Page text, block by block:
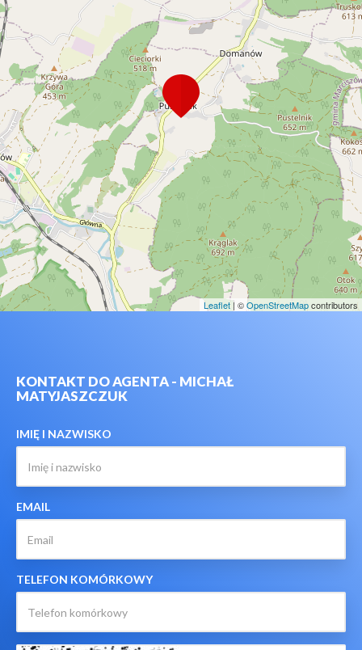
Leaflet | ©OpenStreetMapcontributors
KONTAKT DO AGENTA - MICHAŁ
MATYJASZCZUK
IMIĘ I NAZWISKO
EMAIL
TELEFON KOMÓRKOWY